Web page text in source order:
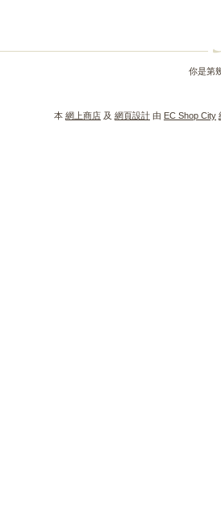
你是第
本 網上商店 及 網頁設計 由 EC Shop City